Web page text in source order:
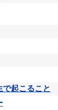
で起こること